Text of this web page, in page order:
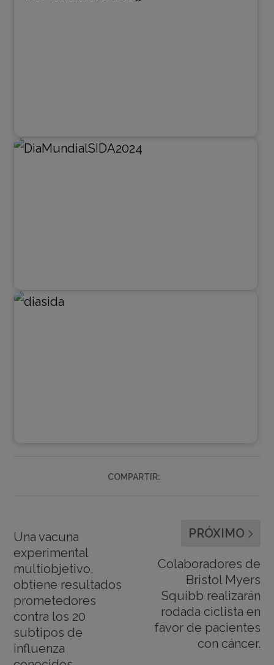
COMPARTIR:
Una vacuna
experimental
multiobjetivo,
obtiene resultados
prometedores
contra los 20
subtipos de
influenza
PRÓXIMO
Colaboradores de
Bristol Myers
Squibb realizarán
rodada ciclista en
favor de pacientes
con cáncer.